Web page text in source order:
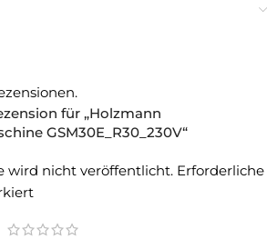
für „Holzmann
GSM30E_R30_230V“
wird nicht veröffentlicht. Erforderliche